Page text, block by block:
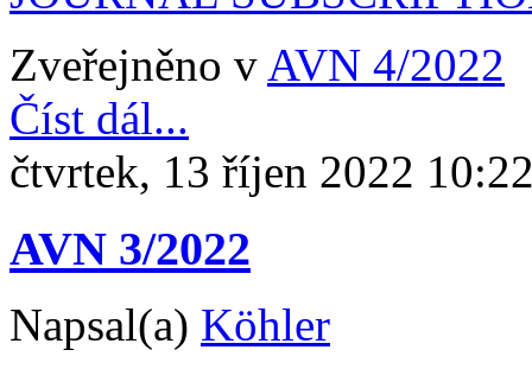
Zveřejněno v AVN 4/2022
Číst dál...
čtvrtek, 13 říjen 2022
AVN 3/2022
Napsal(a) Köhler